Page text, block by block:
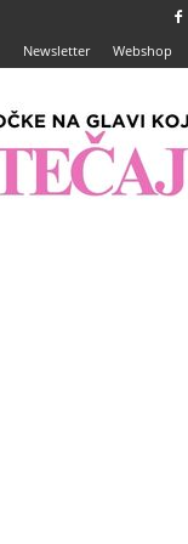
Newsletter Webshop